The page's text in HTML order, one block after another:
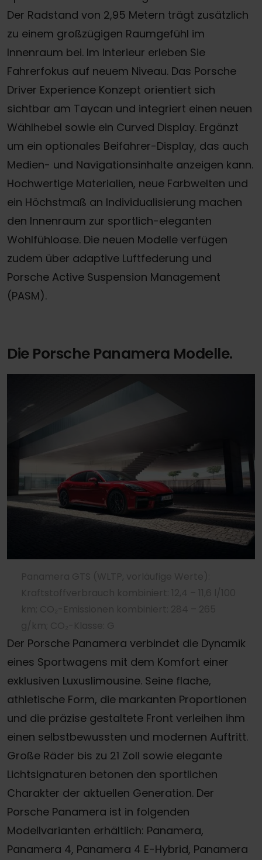
Der Radstand von 2,95 Metern trägt zusätzlich
zu einem großzügigen Raumgefühl im
Innenraum bei. Im Interieur erleben Sie
Fahrerfokus auf neuem Niveau. Das Porsche
Driver Experience Konzept orientiert sich
sichtbar am Taycan und integriert einen neuen
Wählhebel sowie ein Curved Display. Ergänzt
um ein optionales Beifahrer-Display, das auch
Medien- und Navigationsinhalte anzeigen kann.
Hochwertige Materialien, neue Farbwelten und
ein Höchstmaß an Individualisierung machen
den Innenraum zur sportlich-eleganten
Wohlfühloase. Die neuen Modelle verfügen
zudem über adaptive Luftfederung und
Porsche Active Suspension Management
(PASM).
Die Porsche Panamera Modelle.
Der Porsche Panamera verbindet die Dynamik
eines Sportwagens mit dem Komfort einer
exklusiven Luxuslimousine. Seine flache,
athletische Form, die markanten Proportionen
und die präzise gestaltete Front verleihen ihm
einen selbstbewussten und modernen Auftritt.
Große Räder bis zu 21 Zoll sowie elegante
Lichtsignaturen betonen den sportlichen
Charakter der aktuellen Generation. Der
Porsche Panamera ist in folgenden
Modellvarianten erhältlich: Panamera,
Panamera 4, Panamera 4 E-Hybrid, Panamera